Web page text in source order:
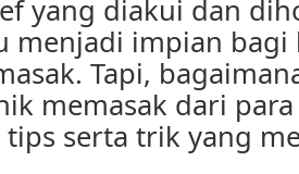
yang diakui dan
menjadi impian bagi
Tapi,
memasak dari
serta trik yang